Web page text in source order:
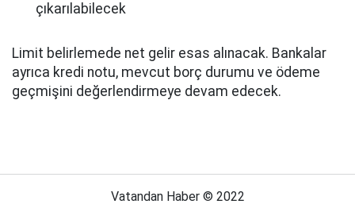
çıkarılabilecek
Limit belirlemede net gelir esas alınacak. Bankalar
ayrıca kredi notu, mevcut borç durumu ve ödeme
geçmişini değerlendirmeye devam edecek.
Vatandan Haber © 2022